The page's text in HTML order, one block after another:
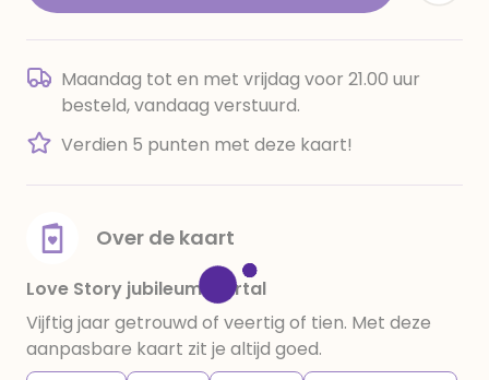
Maandag tot en met vrijdag voor 21.00 uur
besteld, vandaag verstuurd.
Verdien 5 punten met deze kaart!
Over de kaart
Love Story jubileum jaartal
Vijftig jaar getrouwd of veertig of tien. Met deze
aanpasbare kaart zit je altijd goed.